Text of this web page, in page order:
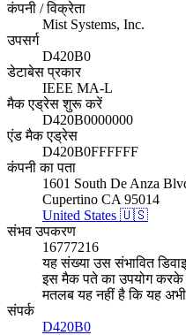
कंपनी / विक्रेता
Mist Systems, Inc.
उपसर्ग
D420B0
डेटाबेस प्रकार
IEEE MA-L
मैक एड्रेस शुरू करें
D420B0000000
एंड मैक एड्रेस
D420B0FFFFFF
कंपनी का पता
1601 South De Anza
Cupertino CA 95014
United States 🇺🇸
संभव उपकरण
16777216
यह संख्या उस संभावित
इस मैक पते का उपयोग करके
मतलब यह नहीं है कि यह अभी
संपर्क
D420B0